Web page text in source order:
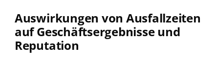
Auswirkungen von Ausfallzeiten
auf Geschäftsergebnisse und
Reputation